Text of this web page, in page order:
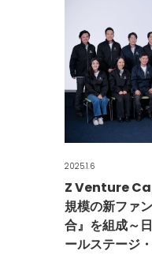
2025.1.6
Z Venture
規模の新ファ
合』を組成～
ールステージ